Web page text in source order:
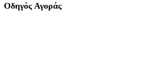
Οδηγός Αγοράς